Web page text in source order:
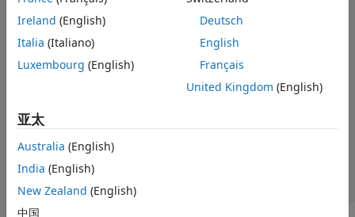
sdID = sd.start(
'create'
sdsID = sd.create(sdID,
'temperature'
sd.setChunk(sdsID,[10 10],
'deflate'
for j = 0:9
        data = reshape(data,10,10);
        sd.writeChunk(sdsID,origin,data);
end
sd.endAccess(sdsID);
sd.close(sdID);
Ireland (English)
Italia (Italiano)
Luxembourg (English)
Deutsch
English
Français
United Kingdom (English)
亚太
Australia (English)
India (English)
New Zealand (English)
中国